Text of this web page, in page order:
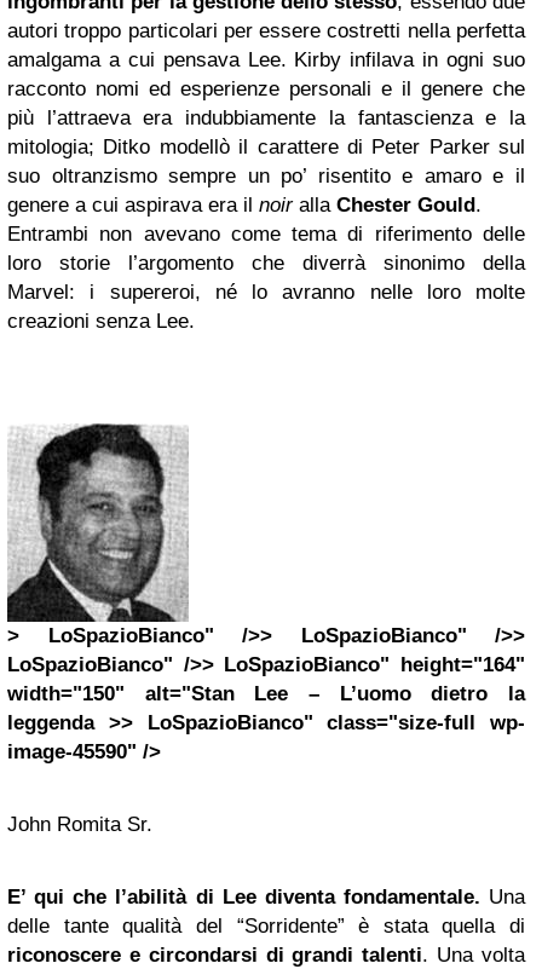
autori troppo particolari per essere costretti nella perfetta
amalgama a cui pensava Lee. Kirby infilava in ogni suo
racconto nomi ed esperienze personali e il genere che
più l’attraeva era indubbiamente la fantascienza e la
mitologia; Ditko modellò il carattere di Peter Parker sul
suo oltranzismo sempre un po’ risentito e amaro e il
genere a cui aspirava era il noiralla Chester Gould.
Entrambi non avevano come tema di riferimento delle
loro storie l’argomento che diverrà sinonimo della
Marvel: i supereroi, né lo avranno nelle loro molte
creazioni senza Lee.
> LoSpazioBianco" />> LoSpazioBianco" />>
LoSpazioBianco" />> LoSpazioBianco" height="164"
width="150" alt="Stan Lee – L’uomo dietro la
leggenda >> LoSpazioBianco" class="size-full wp-
image-45590" />
John Romita Sr.
E’ qui che l’abilità di Lee diventa fondamentale. Una
delle tante qualità del “Sorridente” è stata quella di
riconoscere e circondarsi di grandi talenti. Una volta